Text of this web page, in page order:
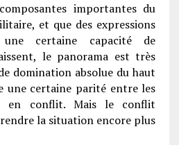
importantes du
et que des expressions
une certaine capacité de
le panorama est très
domination absolue du haut
une certaine parité entre les
en conflit. Mais le conflit
la situation encore plus